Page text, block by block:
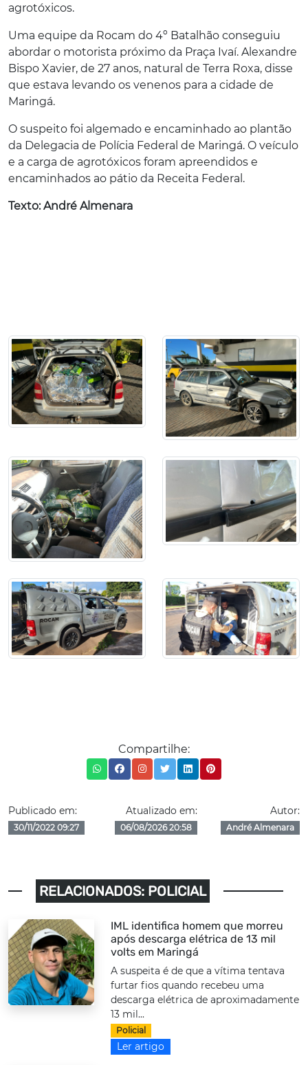
agrotóxicos.
Uma equipe da Rocam do 4º Batalhão conseguiu
abordar o motorista próximo da Praça Ivaí. Alexandre
Bispo Xavier, de 27 anos, natural de Terra Roxa, disse
que estava levando os venenos para a cidade de
Maringá.
O suspeito foi algemado e encaminhado ao plantão
da Delegacia de Polícia Federal de Maringá. O veículo
e a carga de agrotóxicos foram apreendidos e
encaminhados ao pátio da Receita Federal.
Texto: André Almenara
Compartilhe:
Publicado em:
30/11/2022 09:27
Atualizado em:
06/08/2026 20:58
Autor:
André Almenara
RELACIONADOS: POLICIAL
IML identifica homem que morreu
após descarga elétrica de 13 mil
volts em Maringá
A suspeita é de que a vítima tentava
furtar fios quando recebeu uma
descarga elétrica de aproximadamente
13 mil...
Policial
Ler artigo